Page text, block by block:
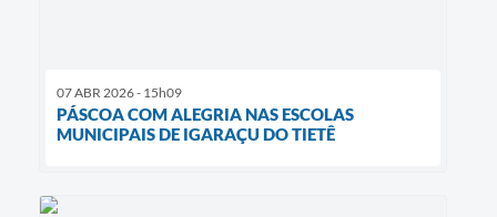
07 ABR 2026 - 15h09
PÁSCOA COM ALEGRIA NAS ESCOLAS
MUNICIPAIS DE IGARAÇU DO TIETÊ